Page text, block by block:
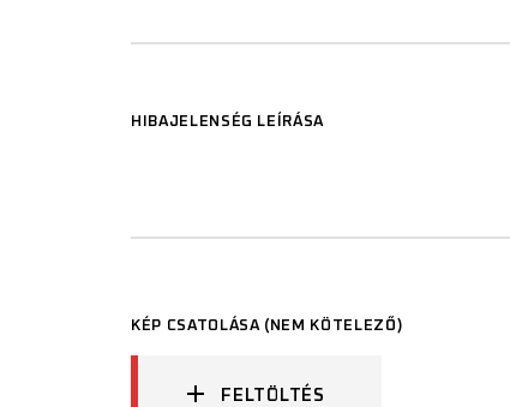
HIBAJELENSÉG LEÍRÁSA
KÉP CSATOLÁSA (NEM KÖTELEZŐ)
FELTÖLTÉS